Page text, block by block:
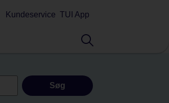
Kundeservice TUI App
Søg